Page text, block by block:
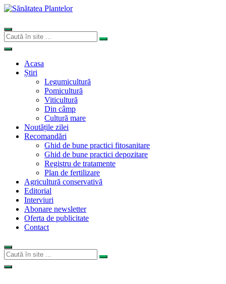
Acasa
Știri
Legumicultură
Pomicultură
Viticultură
Din câmp
Cultură mare
Noutățile zilei
Recomandări
Ghid de bune practici fitosanitare
Ghid de bune practici depozitare
Registru de tratamente
Plan de fertilizare
Agricultură conservativă
Editorial
Interviuri
Abonare newsletter
Oferta de publicitate
Contact